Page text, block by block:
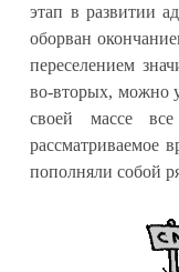
этап в развитии
оборван
переселением
во-вторых, можно
своей массе
рассматриваемое
пополняли собой